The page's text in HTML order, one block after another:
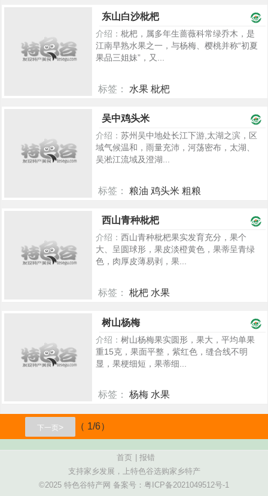
东山白沙枇杷
介绍： 枇杷，属多年生蔷薇科常绿乔木，是
江南早熟水果之一，与杨梅、樱桃并称“初夏
果品三姐妹”，又...
标签： 水果 枇杷
吴中鸡头米
介绍： 苏州吴中地处长江下游,太湖之滨，区
域气候温和，雨量充沛，河荡密布，太湖、
吴淞江流域及澄湖...
标签： 粮油 鸡头米 粗粮
西山青种枇杷
介绍： 西山青种枇杷果实发育充分，果个
大、呈圆球形，果皮淡橙黄色，果蒂呈青绿
色，肉厚皮薄易剥，果...
标签： 枇杷 水果
树山杨梅
介绍： 树山杨梅果实圆形，果大，平均单果
重15克，果面平整，紫红色，缝合线不明
显，果梗细短，果蒂细...
标签： 杨梅 水果
947
下一页 > （ 1/6）
首页 | 报错
支持家乡发展，上特色谷选购家乡特产
©2025 特色谷特产网 备案号： 粤ICP备2021049512号-1